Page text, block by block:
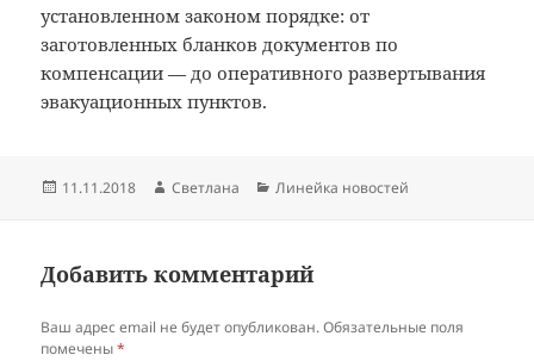
установленном законом порядке: от
заготовленных бланков документов по
компенсации — до оперативного развертывания
эвакуационных пунктов.
Опубликовано
11.11.2018 Автор
Светлана Рубрики
Линейка новостей
Добавить комментарий
Ваш адрес email не будет опубликован. Обязательные поля
помечены*